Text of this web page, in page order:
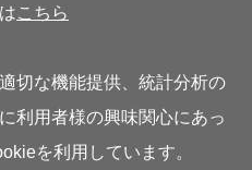
こちら
切な機能提供、統計分析の
利用者様の興味関心にあっ
を利用しています。